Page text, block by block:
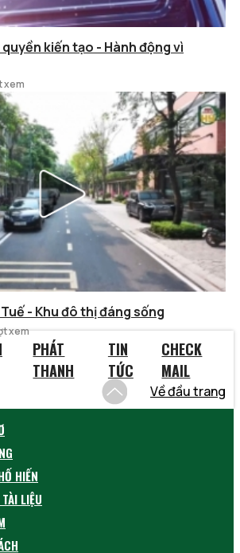
kiến tạo - Hành động vì
xem
- Khu đô thị đáng sống
xem
PHÁT
THANH
TIN
TỨC
CHECK
MAIL
Về đầu trang
HIẾN
LIỆU